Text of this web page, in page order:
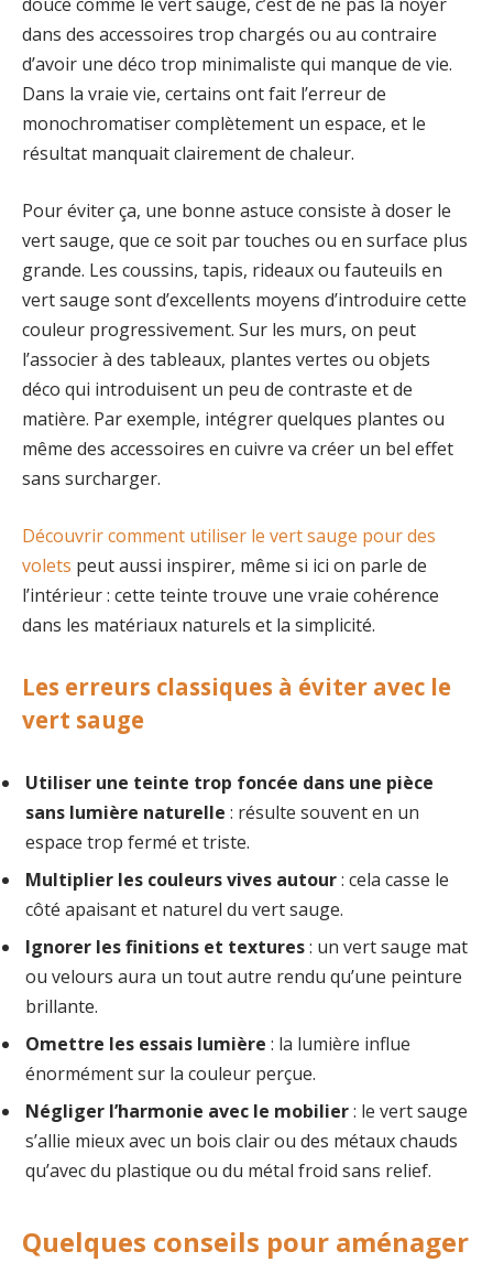
dans des accessoires trop chargés ou au contraire
d’avoir une déco trop minimaliste qui manque de vie.
Dans la vraie vie, certains ont fait l’erreur de
monochromatiser complètement un espace, et le
résultat manquait clairement de chaleur.
Pour éviter ça, une bonne astuce consiste à doser le
vert sauge, que ce soit par touches ou en surface plus
grande. Les coussins, tapis, rideaux ou fauteuils en
vert sauge sont d’excellents moyens d’introduire cette
couleur progressivement. Sur les murs, on peut
l’associer à des tableaux, plantes vertes ou objets
déco qui introduisent un peu de contraste et de
matière. Par exemple, intégrer quelques plantes ou
même des accessoires en cuivre va créer un bel effet
sans surcharger.
Découvrir comment utiliser le vert sauge pour des
volets peut aussi inspirer, même si ici on parle de
l’intérieur : cette teinte trouve une vraie cohérence
dans les matériaux naturels et la simplicité.
Les erreurs classiques à éviter avec le
vert sauge
Utiliser une teinte trop foncée dans une pièce
sans lumière naturelle : résulte souvent en un
espace trop fermé et triste.
Multiplier les couleurs vives autour: cela casse le
côté apaisant et naturel du vert sauge.
Ignorer les finitions et textures: un vert sauge mat
ou velours aura un tout autre rendu qu’une peinture
brillante.
Omettre les essais lumière : la lumière influe
énormément sur la couleur perçue.
Négliger l’harmonie avec le mobilier: le vert sauge
s’allie mieux avec un bois clair ou des métaux chauds
qu’avec du plastique ou du métal froid sans relief.
Quelques conseils pour aménager